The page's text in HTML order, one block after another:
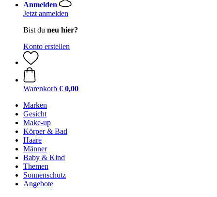
Anmelden
Jetzt anmelden
Bist du neu hier?
Konto erstellen
Warenkorb € 0,00
Marken
Gesicht
Make-up
Körper & Bad
Haare
Männer
Baby & Kind
Themen
Sonnenschutz
Angebote